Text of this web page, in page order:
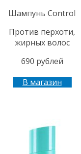
Шампунь Control
Против перхоти,
жирных волос
690 рублей
В магазин